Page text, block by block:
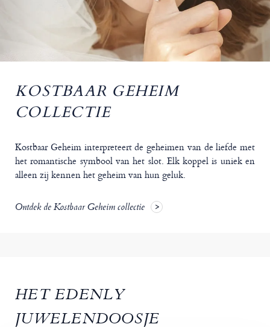
KOSTBAAR GEHEIM
COLLECTIE
Kostbaar Geheim interpreteert de geheimen van de liefde met
het romantische symbool van het slot. Elk koppel is uniek en
alleen zij kennen het geheim van hun geluk.
Ontdek de Kostbaar Geheim collectie
HET EDENLY
JUWELENDOOSJE